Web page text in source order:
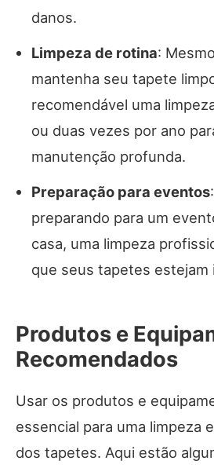
danos.
Limpeza de rotina:
mantenha seu tapete
recomendável uma
ou duas vezes por ano
manutenção profunda.
Preparação para eventos
preparando para um
casa, uma limpeza
que seus tapetes estejam
Produtos e
Recomendados
Usar os produtos e
essencial para uma limpeza
dos tapetes. Aqui estão